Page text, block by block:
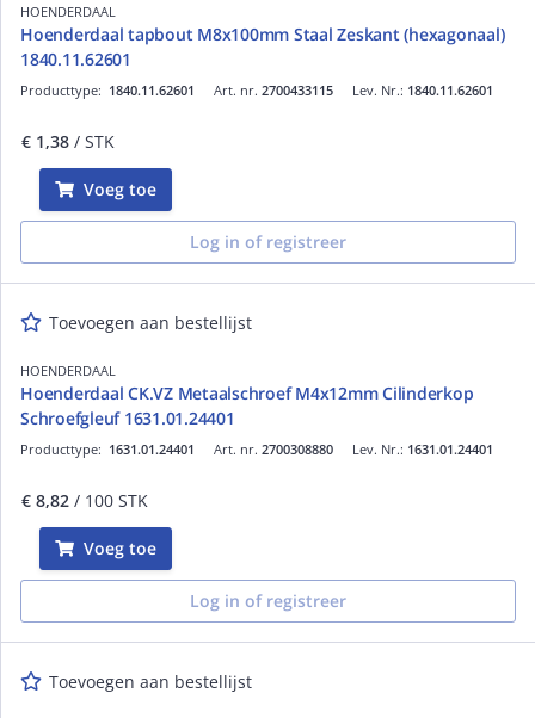
HOENDERDAAL
Hoenderdaal tapbout M8x100mm Staal Zeskant (hexagonaal)
1840.11.62601
Art. nr. 2700433115
Producttype: 1840.11.62601 Lev. Nr.: 1840.11.62601
€ 1,38 / STK
Voeg toe
Log in of registreer
Toevoegen aan bestellijst
HOENDERDAAL
Hoenderdaal CK.VZ Metaalschroef M4x12mm Cilinderkop
Schroefgleuf 1631.01.24401
Art. nr. 2700308880
Producttype: 1631.01.24401 Lev. Nr.: 1631.01.24401
€ 8,82 / 100 STK
Voeg toe
Log in of registreer
Toevoegen aan bestellijst